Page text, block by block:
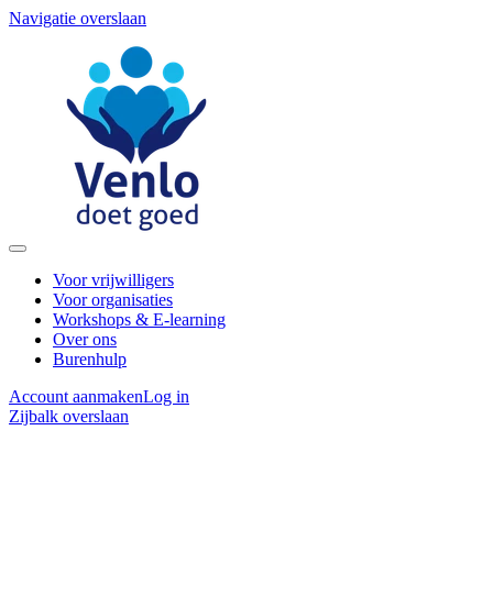
Navigatie overslaan
Voor vrijwilligers
Voor organisaties
Workshops & E-learning
Over ons
Burenhulp
Account aanmakenLog in
Zijbalk overslaan